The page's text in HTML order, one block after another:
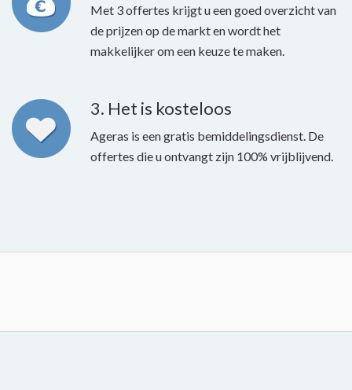
Met 3 offertes krijgt u een goed overzicht van
de prijzen op de markt en wordt het
makkelijker om een keuze te maken.
3. Het is kosteloos
Ageras is een gratis bemiddelingsdienst. De
offertes die u ontvangt zijn 100% vrijblijvend.